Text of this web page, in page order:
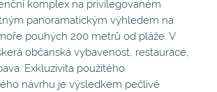
komplex na privilegovaném
panoramatickým výhledem na
pouhých 200 metrů od pláže. V
občanská vybavenost, restaurace,
Exkluzivita použitého
návrhu je výsledkem pečlivé